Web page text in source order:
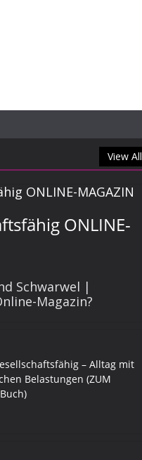
View All
ONLINE-
Schwarwel |
Magazin?
– Alltag mit
Belastungen (ZUM